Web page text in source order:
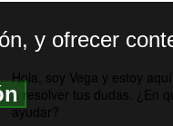
DE PRIVACIDAD
y ofrecer